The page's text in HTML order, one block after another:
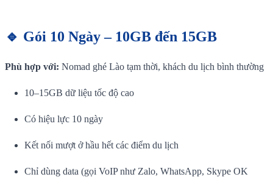
🔹 Gói 10 Ngày – 10GB đến 15GB
Phù hợp với: Nomad ghé Lào tạm thời, khách du lịch bình thường
10–15GB dữ liệu tốc độ cao
Có hiệu lực 10 ngày
Kết nối mượt ở hầu hết các điểm du lịch
Chỉ dùng data (gọi VoIP như Zalo, WhatsApp, Skype OK